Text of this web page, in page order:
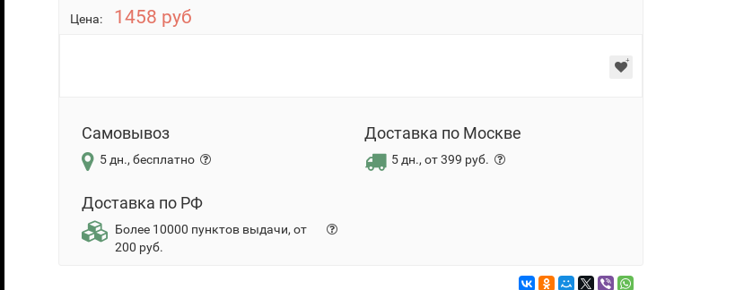
Цена: 1458 руб
Самовывоз
5 дн., бесплатно
Доставка по Москве
5 дн., от 399 руб.
Доставка по РФ
Более 10000 пунктов выдачи, от
200 руб.